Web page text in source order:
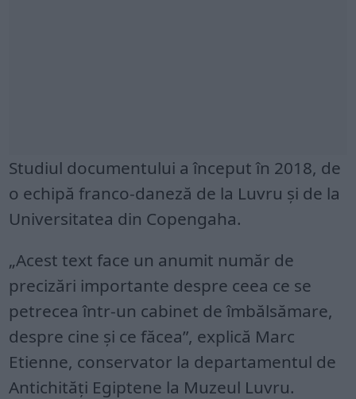
Studiul documentului a început în 2018, de
o echipă franco-daneză de la Luvru și de la
Universitatea din Copengaha.
„Acest text face un anumit număr de
precizări importante despre ceea ce se
petrecea într-un cabinet de îmbălsămare,
despre cine și ce făcea”, explică Marc
Etienne, conservator la departamentul de
Antichități Egiptene la Muzeul Luvru.